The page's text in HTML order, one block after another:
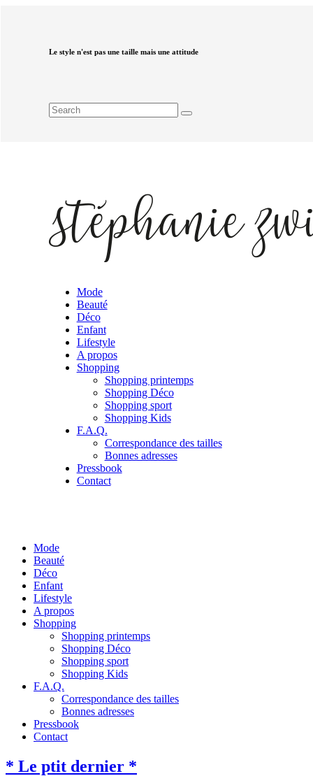
Le style n'est pas une taille mais une attitude
Mode
Beauté
Déco
Enfant
Lifestyle
A propos
Shopping
Shopping printemps
Shopping Déco
Shopping sport
Shopping Kids
F.A.Q.
Correspondance des tailles
Bonnes adresses
Pressbook
Contact
Mode
Beauté
Déco
Enfant
Lifestyle
A propos
Shopping
Shopping printemps
Shopping Déco
Shopping sport
Shopping Kids
F.A.Q.
Correspondance des tailles
Bonnes adresses
Pressbook
Contact
* Le ptit dernier *